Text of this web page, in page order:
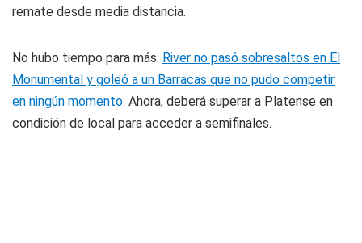
remate desde media distancia.
No hubo tiempo para más. River no pasó sobresaltos en El
Monumental y goleó a un Barracas que no pudo competir
en ningún momento. Ahora, deberá superar a Platense en
condición de local para acceder a semifinales.